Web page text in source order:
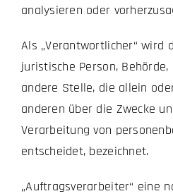
analysieren oder
Als „Verantwortlicher“ wird
juristische Person,
andere Stelle, die allein
anderen über die Zwecke
Verarbeitung von
entscheidet, bezeichnet.
„Auftragsverarbeiter“ eine